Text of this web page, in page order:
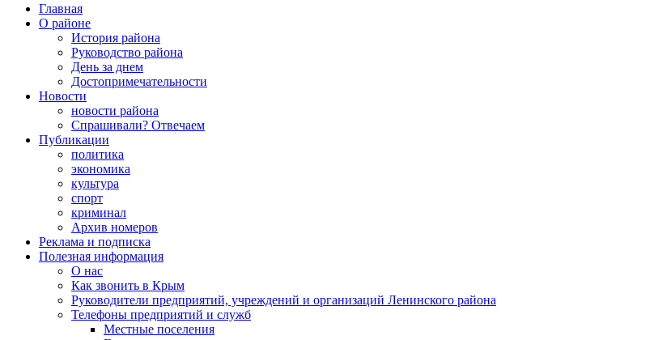
Главная
О районе
История района
Руководство района
День за днем
Достопримечательности
Новости
новости района
Спрашивали? Отвечаем
Публикации
политика
экономика
культура
спорт
криминал
Архив номеров
Реклама и подписка
Полезная информация
О нас
Как звонить в Крым
Руководители предприятий, учреждений и организаций Ленинского района
Телефоны предприятий и служб
Местные поселения